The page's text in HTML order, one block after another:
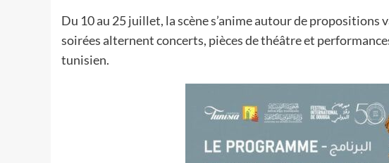
Du 10 au 25 juillet, la scène s’anime autour de propositions
soirées alternent concerts, pièces de théâtre et
tunisien.